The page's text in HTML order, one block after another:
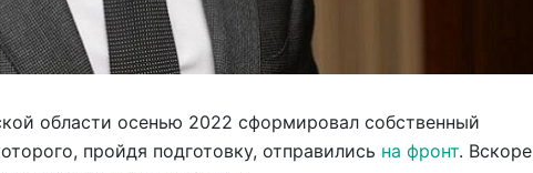
области осенью 2022 сформировал собственный
пройдя подготовку, отправились на фронт. Вскоре